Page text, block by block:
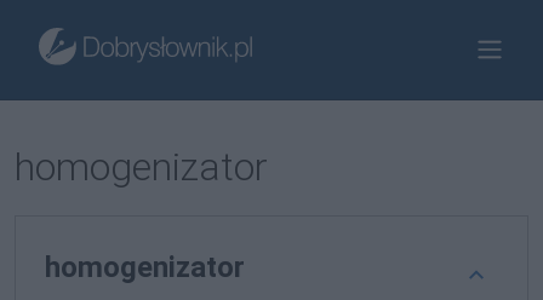
homogenizator
homogenizator